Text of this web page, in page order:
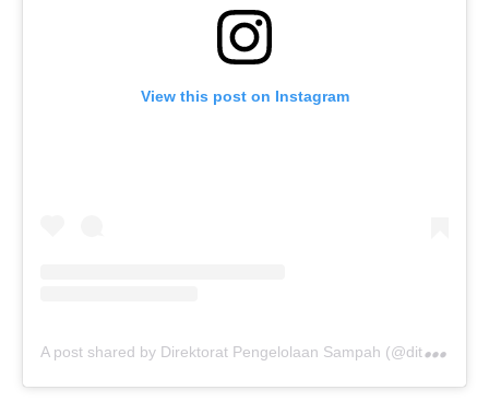
View this post on Instagram
A
post shared by Direktorat Pengelolaan Sampah (@ditps.klhk)